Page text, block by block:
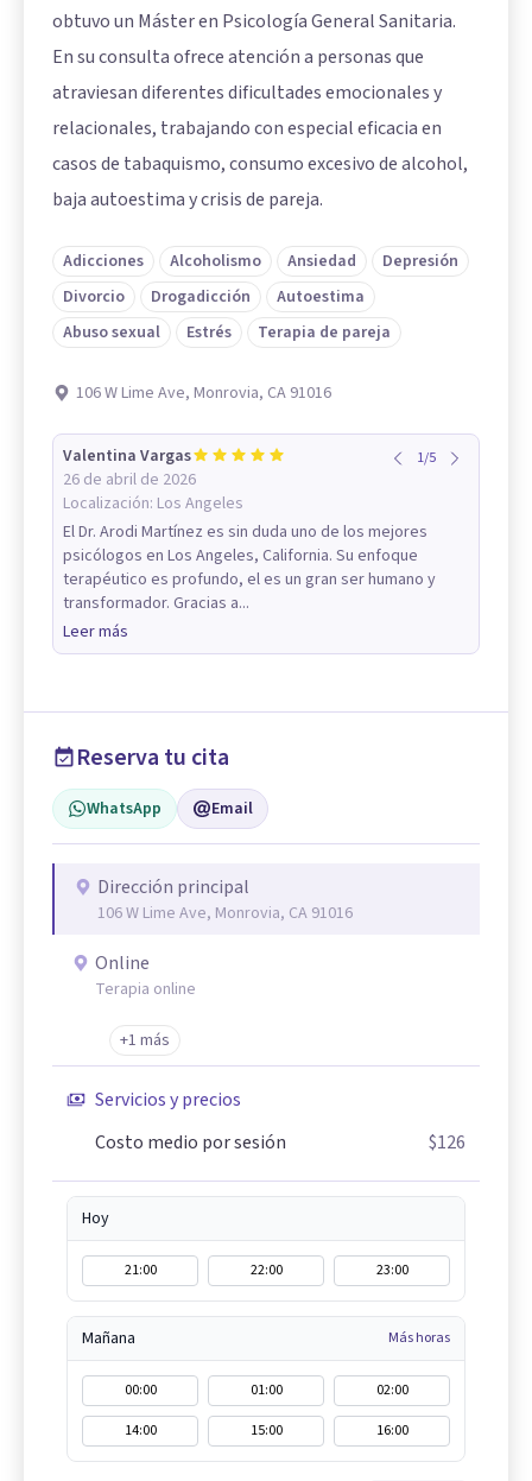
obtuvo un Máster en Psicología General Sanitaria.
En su consulta ofrece atención a personas que
atraviesan diferentes dificultades emocionales y
relacionales, trabajando con especial eficacia en
casos de tabaquismo, consumo excesivo de alcohol,
baja autoestima y crisis de pareja.
Adicciones Alcoholismo Ansiedad
Depresión
Divorcio
Drogadicción
Autoestima
Abuso sexual
Estrés Terapia de pareja
106 W Lime Ave, Monrovia, CA 91016
Valentina Vargas
26 de abril de 2026
Localización: Los Angeles
1/5
El Dr. Arodi Martínez es sin duda uno de los mejores
psicólogos en Los Angeles, California. Su enfoque
terapéutico es profundo, el es un gran ser humano y
transformador. Gracias a...
Leer más
Reserva tu cita
WhatsApp Email
Dirección principal
106 W Lime Ave, Monrovia, CA 91016
Online
Terapia online
+1 más
Servicios y precios
Costo medio por sesión
$126
Hoy
21:00 22:00 23:00
Mañana Más horas
00:00 01:00
02:00
14:00
15:00 16:00